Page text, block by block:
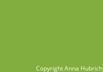
Copyright Anna Hubrich